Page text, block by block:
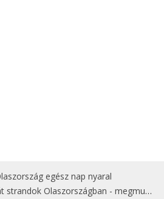
egész nap nyaral
Olaszországban - megmutatjuk a 15 legjobbat